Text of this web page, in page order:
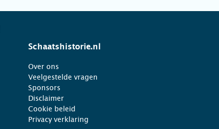
Schaatshistorie.nl
Over ons
Veelgestelde vragen
Sponsors
Disclaimer
Cookie beleid
Privacy verklaring